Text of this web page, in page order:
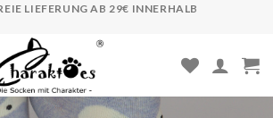
LIEFERUNG AB 29€ INNERHALB